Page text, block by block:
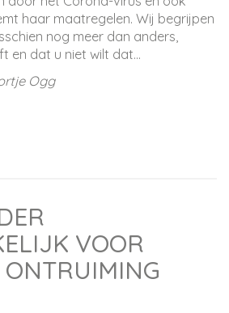
haar maatregelen. Wij begrijpen
nog meer dan anders,
en dat u niet wilt dat...
Ogg
VOOR
ONTRUIMING